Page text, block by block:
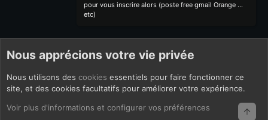
pour vous inscrire alors (poste free gmail Orange ...
etc)
Nous apprécions votre vie privée
Nous utilisons des cookies essentiels pour faire fonctionner ce
site, et des cookies facultatifs pour améliorer votre expérience.
Voir plus d'informations et configurer vos préférences